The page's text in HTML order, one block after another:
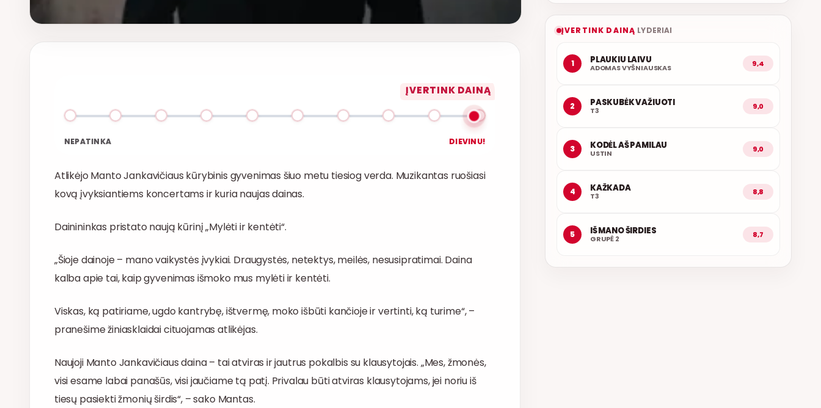
ĮVERTINK DAINĄ
NEPATINKA DIEVINU!
Atlikėjo Manto Jankavičiaus kūrybinis gyvenimas šiuo metu tiesiog verda. Muzikantas ruošiasi
kovą įvyksiantiems koncertams ir kuria naujas dainas.
Dainininkas pristato naują kūrinį „Mylėti ir kentėti“.
„Šioje dainoje – mano vaikystės įvykiai. Draugystės, netektys, meilės, nesusipratimai. Daina
kalba apie tai, kaip gyvenimas išmoko mus mylėti ir kentėti.
Viskas, ką patiriame, ugdo kantrybę, ištvermę, moko išbūti kančioje ir vertinti, ką turime“, –
pranešime žiniasklaidai cituojamas atlikėjas.
Naujoji Manto Jankavičiaus daina – tai atviras ir jautrus pokalbis su klausytojais. „Mes, žmonės,
visi esame labai panašūs, visi jaučiame tą patį. Privalau būti atviras klausytojams, jei noriu iš
tiesų pasiekti žmonių širdis“, – sako Mantas.
ĮVERTINK DAINĄ LYDERIAI
1 PLAUKIU LAIVU
ADOMAS VYŠNIAUSKAS 9,4
2 PASKUBĖK VAŽIUOTI
T3 9,0
3 KODĖL AŠ PAMILAU
USTIN 9,0
4 KAŽKADA
T3 8,8
5 IŠ MANO ŠIRDIES
GRUPĖ 2 8,7